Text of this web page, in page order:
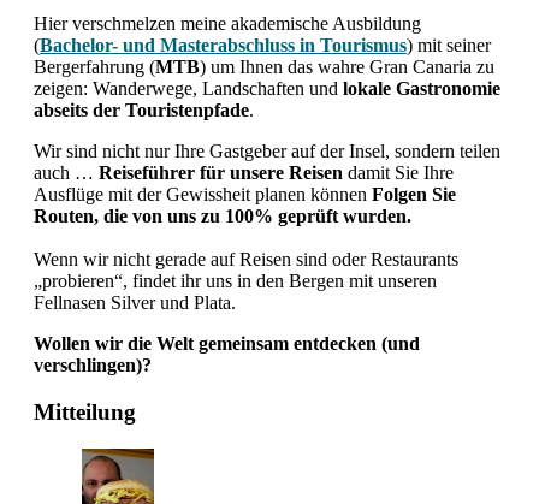
Hier verschmelzen meine akademische Ausbildung
(Bachelor- und Masterabschluss in Tourismus) mit seiner
Bergerfahrung (MTB) um Ihnen das wahre Gran Canaria zu
zeigen: Wanderwege, Landschaften und lokale Gastronomie
abseits der Touristenpfade.
Wir sind nicht nur Ihre Gastgeber auf der Insel, sondern teilen
auch … Reiseführer für unsere Reisen damit Sie Ihre
Ausflüge mit der Gewissheit planen können Folgen Sie
Routen, die von uns zu 100% geprüft wurden.
Wenn wir nicht gerade auf Reisen sind oder Restaurants
„probieren“, findet ihr uns in den Bergen mit unseren
Fellnasen Silver und Plata.
Wollen wir die Welt gemeinsam entdecken (und
verschlingen)?
Interaktionen
Lesern
Mitteilung